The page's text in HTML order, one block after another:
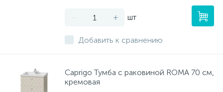
- + шт
Добавить к сравнению
Caprigo Тумба с раковиной ROMA 70 см,
кремовая